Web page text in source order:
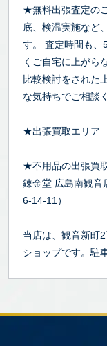
★無料出張査定の
底、検温実施など
す。 査定時間も、
くご自宅に上がら
比較検討をされた
な気持ちでご相談
★出張買取エリア
★不用品の出張買
錬金堂 広島南観音
6-14-11）
当店は、観音新町
ショップです。駐